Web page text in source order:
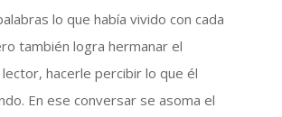
lo que había vivido con cada
también logra hermanar el
hacerle percibir lo que él
En ese conversar se asoma el